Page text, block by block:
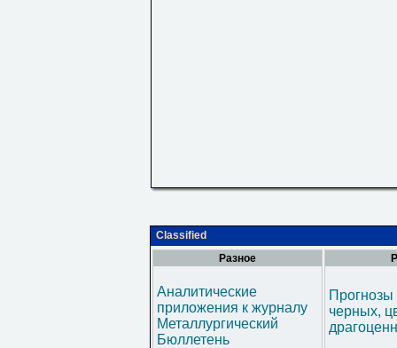
Classified
Разное
Аналитические
приложения к журналу
Металлургический
Бюллетень
черных,